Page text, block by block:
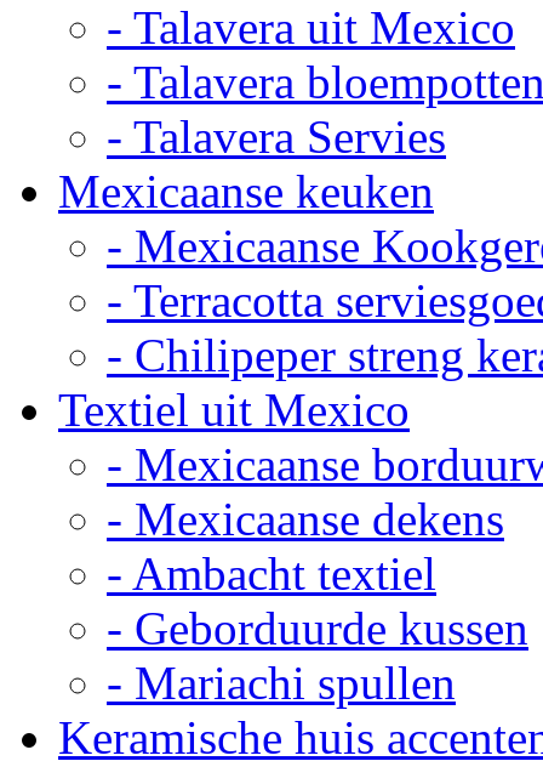
- Talavera uit Mexico
- Talavera
- Talavera Servies
Mexicaanse keuken
- Mexicaanse
- Terracotta
- Chilipeper streng
Textiel uit Mexico
- Mexicaanse
- Mexicaanse dekens
- Ambacht textiel
- Geborduurde kussen
- Mariachi spullen
Keramische huis